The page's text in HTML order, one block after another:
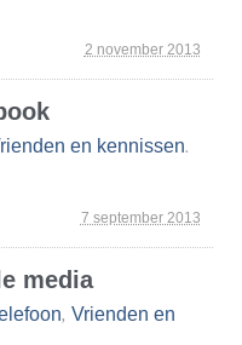
2 november 2013
7 september 2013
en kennissen.
media
, Vrienden en